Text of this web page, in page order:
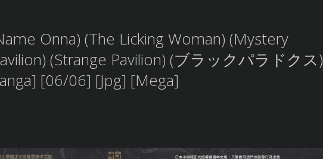
Onna) (The Licking Woman) (Mystery
(Strange Pavilion) (ブラックパラドクス)
[06/06] [Jpg] [Mega]